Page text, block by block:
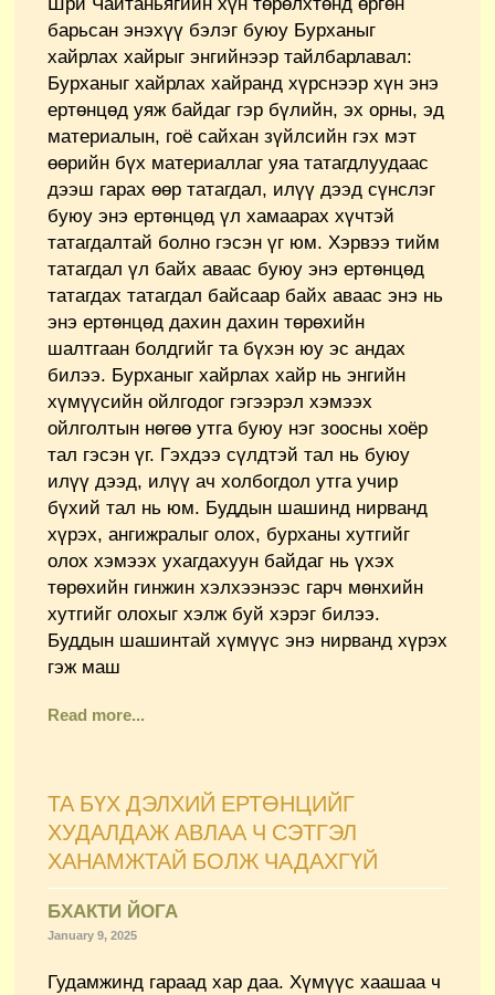
барьсан энэхүү бэлэг буюу Бурханыг
хайрлах хайрыг энгийнээр тайлбарлавал:
Бурханыг хайрлах хайранд хүрснээр хүн энэ
ертөнцөд уяж байдаг гэр бүлийн, эх орны, эд
материалын, гоё сайхан зүйлсийн гэх мэт
өөрийн бүх материаллаг уяа татагдлуудаас
дээш гарах өөр татагдал, илүү дээд сүнслэг
буюу энэ ертөнцөд үл хамаарах хүчтэй
татагдалтай болно гэсэн үг юм. Хэрвээ тийм
татагдал үл байх аваас буюу энэ ертөнцөд
татагдах татагдал байсаар байх аваас энэ нь
энэ ертөнцөд дахин дахин төрөхийн
шалтгаан болдгийг та бүхэн юу эс андах
билээ. Бурханыг хайрлах хайр нь энгийн
хүмүүсийн ойлгодог гэгээрэл хэмээх
ойлголтын нөгөө утга буюу нэг зоосны хоёр
тал гэсэн үг. Гэхдээ сүлдтэй тал нь буюу
илүү дээд, илүү ач холбогдол утга учир
бүхий тал нь юм. Буддын шашинд нирванд
хүрэх, ангижралыг олох, бурханы хутгийг
олох хэмээх ухагдахуун байдаг нь үхэх
төрөхийн гинжин хэлхээнээс гарч мөнхийн
хутгийг олохыг хэлж буй хэрэг билээ.
Буддын шашинтай хүмүүс энэ нирванд хүрэх
гэж маш
Read more...
ТА БҮХ ДЭЛХИЙ ЕРТӨНЦИЙГ
ХУДАЛДАЖ АВЛАА Ч СЭТГЭЛ
ХАНАМЖТАЙ БОЛЖ ЧАДАХГҮЙ
БХАКТИ ЙОГА
January 9, 2025
Гудамжинд гараад хар даа. Хүмүүс хаашаа ч